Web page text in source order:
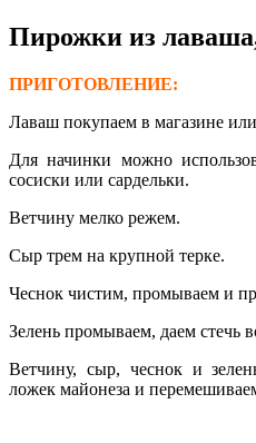
Пирожки из
ПРИГОТОВЛЕНИЕ:
Лаваш покупаем в магазине
Для начинки можно
сосиски или сардельки.
Ветчину мелко режем.
Сыр трем на крупной терке.
Чеснок чистим, промываем и
Зелень промываем, даем стечь
Ветчину, сыр, чеснок и
ложек майонеза и